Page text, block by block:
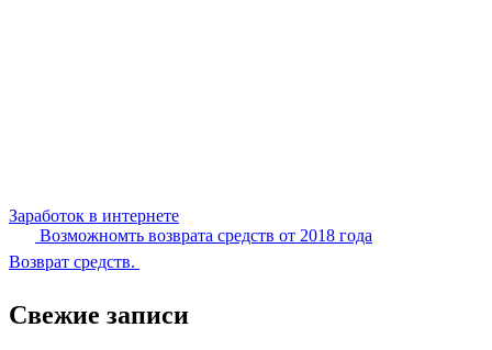
Заработок в интернете
Возможномть возврата средств от 2018 года
Возврат средств.
Свежие записи